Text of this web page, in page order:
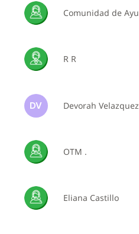
R R
DV Devorah Velazquez
OTM .
Eliana Castillo